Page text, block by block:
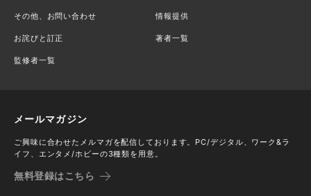
その他、お問い合わせ 情報提供
お詫びと訂正 著者一覧
監修者一覧
メールマガジン
ご興味に合わせたメルマガを配信しております。PC/デジタル、ワーク&ラ
イフ、エンタメ/ホビーの3種類を用意。
無料登録はこちら